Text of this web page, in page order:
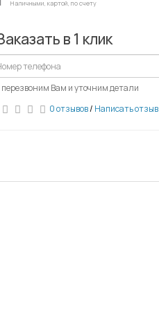
Наличными, картой, по счету
в 1 клик
Вам и уточним детали
0 отзывов/ Написать отзыв